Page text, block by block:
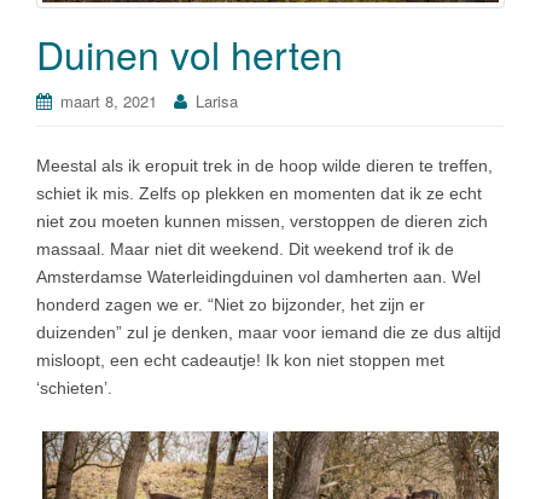
i
Duinen vol herten
maart 8, 2021 Larisa
Meestal als ik eropuit trek in de hoop wilde dieren te treffen,
schiet ik mis. Zelfs op plekken en momenten dat ik ze echt
niet zou moeten kunnen missen, verstoppen de dieren zich
massaal. Maar niet dit weekend. Dit weekend trof ik de
Amsterdamse Waterleidingduinen vol damherten aan. Wel
honderd zagen we er. “Niet zo bijzonder, het zijn er
duizenden” zul je denken, maar voor iemand die ze dus altijd
misloopt, een echt cadeautje! Ik kon niet stoppen met
‘schieten’.